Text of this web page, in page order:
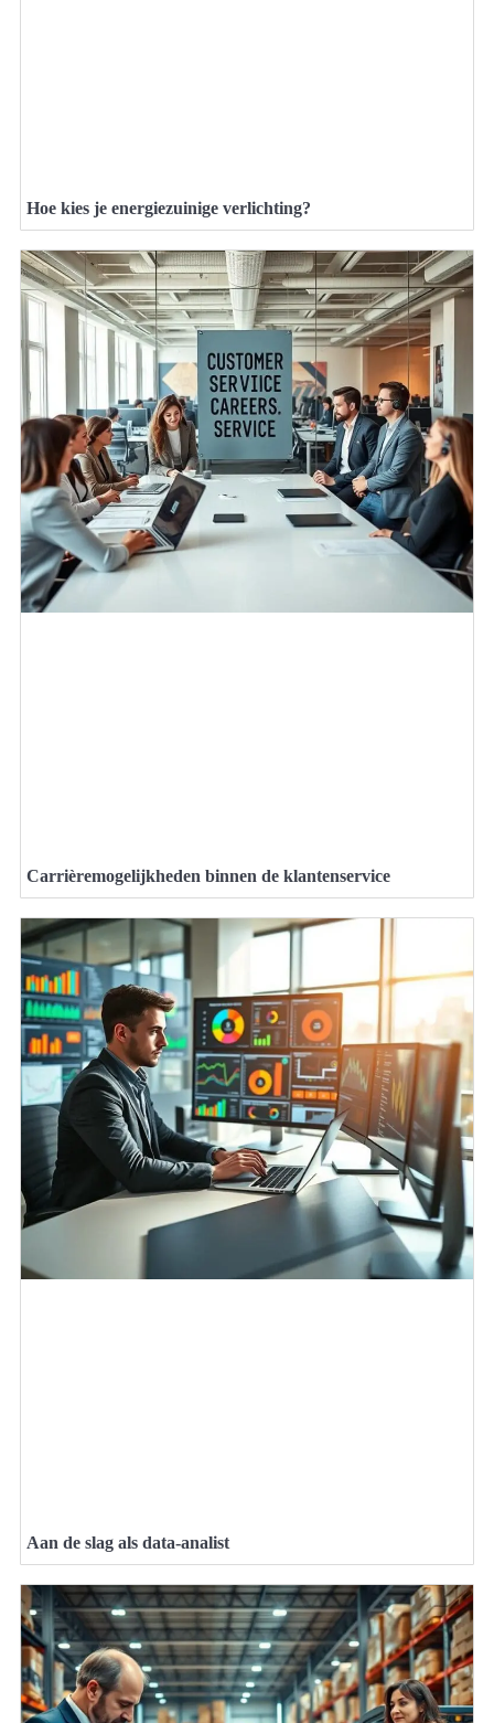
Hoe kies je energiezuinige verlichting?
Carrièremogelijkheden binnen de klantenservice
Aan de slag als data-analist